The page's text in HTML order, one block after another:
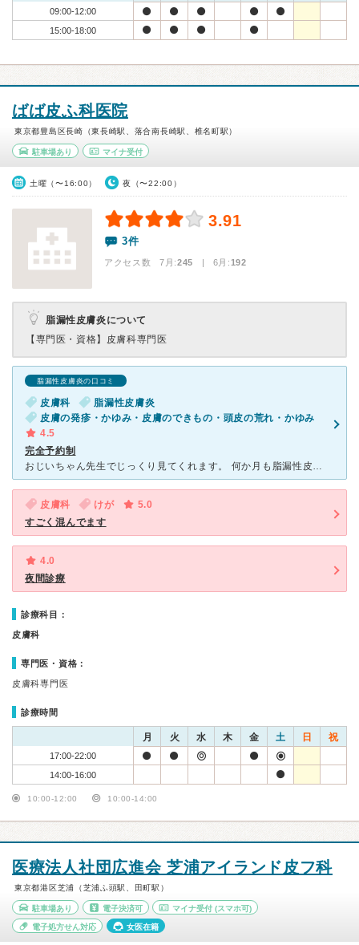
09:00-12:00
15:00-18:00
ばば皮ふ科医院
東京都豊島区長崎（東長崎駅、落合南長崎駅、椎名町駅）
駐車場あり マイナ受付
土曜（〜16:00） 夜（〜22:00）
3.91
3件
アクセス数 7月:245 | 6月:192
脂漏性皮膚炎について
【専門医・資格】 皮膚科専門医
脂漏性皮膚炎の口コミ
皮膚科
脂漏性皮膚炎
皮膚の発疹・かゆみ・皮膚のできもの・頭皮の荒れ・かゆみ
4.5
完全予約制
おじいちゃん先生でじっくり見てくれます。 何か月も脂漏性皮膚炎で悩んでいて薬局で買った薬も全然きかなかったので行ってみました。 ネットでの評判はよく予約もいつもいっぱいです。 結果1週間ほどですぐ直り
皮膚科 けが
5.0
すごく混んでます
4.0
夜間診療
診療科目：
皮膚科
専門医・資格：
皮膚科専門医
診療時間
月 火 水 木 金 土 日 祝
17:00-22:00
14:00-16:00
10:00-12:00 10:00-14:00
医療法人社団広進会 芝浦アイランド皮フ科
東京都港区芝浦（芝浦ふ頭駅、田町駅）
駐車場あり 電子決済可 マイナ受付 (スマホ可)
電子処方せん対応 女医在籍